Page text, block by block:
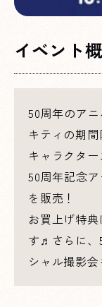
イベント
50周年のア
キティの期
キャラクター
50周年記念
を販売！
お買上げ特
す♬さらに、
シャル撮影